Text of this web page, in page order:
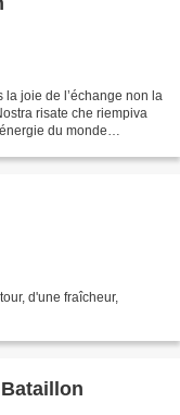
la joie de l’échange non la
risate che riempiva
du monde
d'une fraîcheur,